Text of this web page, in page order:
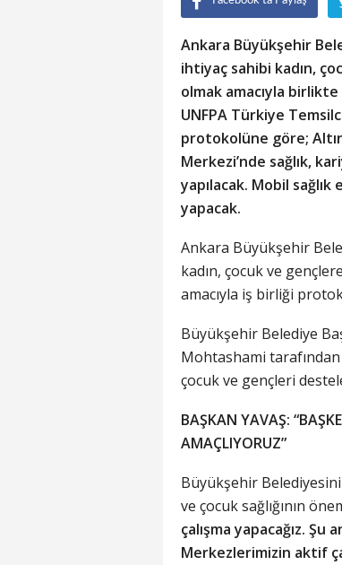
Ankara Büyükşehir
ihtiyaç sahibi kadın,
olmak amacıyla
UNFPA Türkiye
protokolüne göre;
Merkezi’nde sağlık,
yapılacak. Mobil sağlık
yapacak.
Ankara Büyükşehir
kadın, çocuk ve
amacıyla iş birliği
Büyükşehir Belediye
Mohtashami
çocuk ve gençleri
BAŞKAN YAVAŞ:
AMAÇLIYORUZ”
Büyükşehir
ve çocuk sağlığının
çalışma yapacağız.
Merkezlerimizin aktif